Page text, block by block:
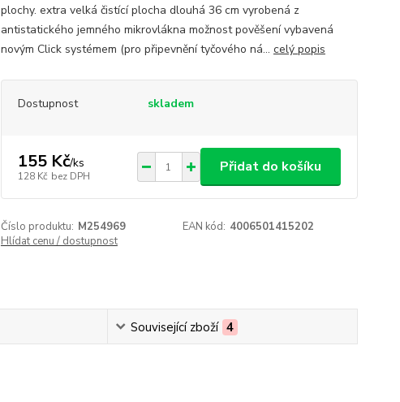
plochy. extra velká čistící plocha dlouhá 36 cm vyrobená z
antistatického jemného mikrovlákna možnost pověšení vybavená
novým Click systémem (pro připevnění tyčového ná... celý popis
Dostupnost skladem
155 Kč/ks
128 Kč bez DPH
Přidat do košíku
Číslo produktu: M254969 EAN kód: 4006501415202
Hlídat cenu / dostupnost
Související zboží 4